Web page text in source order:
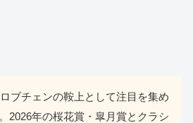
ブチェンの鞍上として注目を集め
2026年の桜花賞・皐月賞とクラシ